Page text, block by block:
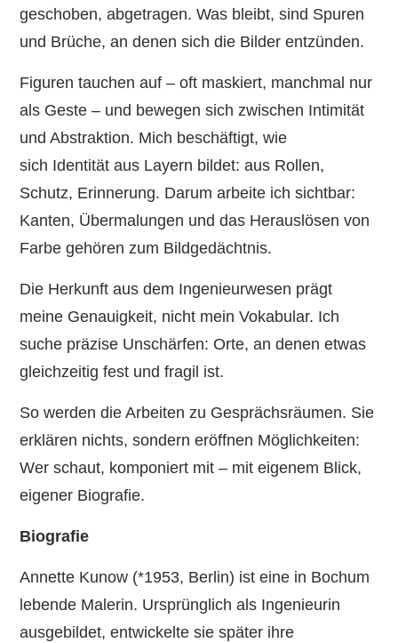
geschoben, abgetragen. Was bleibt, sind Spuren
und Brüche, an denen sich die Bilder entzünden.
Figuren tauchen auf – oft maskiert, manchmal nur
als Geste – und bewegen sich zwischen Intimität
und Abstraktion. Mich beschäftigt, wie
sich Identität aus Layern bildet: aus Rollen,
Schutz, Erinnerung. Darum arbeite ich sichtbar:
Kanten, Übermalungen und das Herauslösen von
Farbe gehören zum Bildgedächtnis.
Die Herkunft aus dem Ingenieurwesen prägt
meine Genauigkeit, nicht mein Vokabular. Ich
suche präzise Unschärfen: Orte, an denen etwas
gleichzeitig fest und fragil ist.
So werden die Arbeiten zu Gesprächsräumen. Sie
erklären nichts, sondern eröffnen Möglichkeiten:
Wer schaut, komponiert mit – mit eigenem Blick,
eigener Biografie.
Biografie
Annette Kunow (*1953, Berlin) ist eine in Bochum
lebende Malerin. Ursprünglich als Ingenieurin
ausgebildet, entwickelte sie später ihre